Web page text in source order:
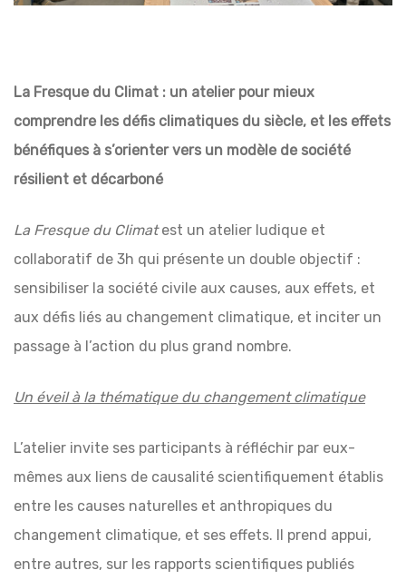
La Fresque du Climat : un atelier pour mieux
comprendre les défis climatiques du siècle, et les effets
bénéfiques à s’orienter vers un modèle de société
résilient et décarboné
La Fresque du Climatest un atelier ludique et
collaboratif de 3h qui présente un double objectif :
sensibiliser la société civile aux causes, aux effets, et
aux défis liés au changement climatique, et inciter un
passage à l’action du plus grand nombre.
Un éveil à la thématique du changement climatique
L’atelier invite ses participants à réfléchir par eux-
mêmes aux liens de causalité scientifiquement établis
entre les causes naturelles et anthropiques du
changement climatique, et ses effets. Il prend appui,
entre autres, sur les rapports scientifiques publiés